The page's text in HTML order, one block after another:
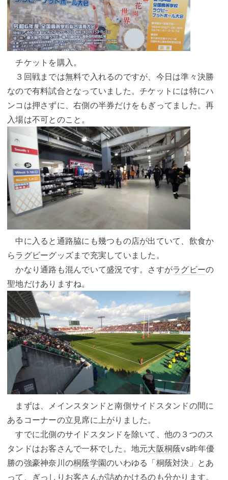
チケットを購入。
３回戦までは無料で入れるのですが、今日は準々決勝
なので有料試合となっていました。チケットには特にハ
ンコは押さずに、右側の半券だけをもぎってました。再
入場は不可とのこと。
中に入ると通路脇にも幾つもの店が出ていて、飲食か
らラグビーグッズまで充実していました。
かなり通路も混んでいて盛況です。さすがラグビーの
聖地だけありますね。
まずは、メインスタンドと南側サイドスタンドの間に
あるコーナーの立見席に上がりました。
すでに北側のサイドスタンドを除いて、他の３つのス
タンドはお客さんで一杯でした。地元大阪桐蔭vs昨年優
勝の強豪神奈川の桐蔭学園のいわゆる「桐蔭対決」とあ
って、ぎっしりお客さんが詰めかけるのも分かります。